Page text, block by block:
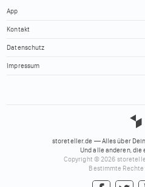
App
Kontakt
Datenschutz
Impressum
storeteller.de — Alles über
Und alle anderen, die
Copyright © 2026
Bestimmte Rechte